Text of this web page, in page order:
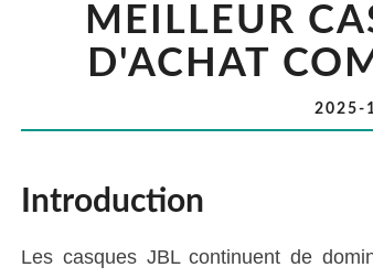
MEILLEUR
D'ACHAT
2025-
Introduction
Les casques JBL continuent de